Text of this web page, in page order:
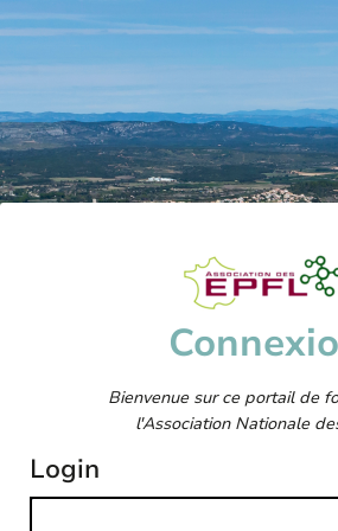
Bienvenue sur ce portail de
l'Association Nationale
Login